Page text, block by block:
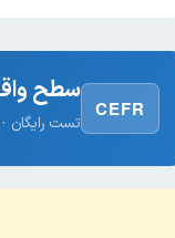
CEFR
سطح
تست رایگان · ۳۰ سوال · نتیجه فوری